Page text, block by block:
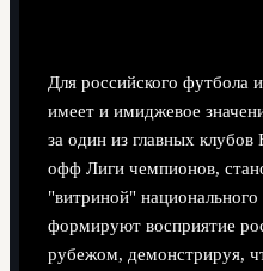
Для российского
имеет и имиджевое
за один из главных
офф Лиги чемпионов,
"витриной"
формируют восприятие
рубежом, демонстрируя,